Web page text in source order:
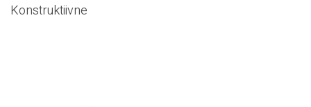
Konstruktiivne